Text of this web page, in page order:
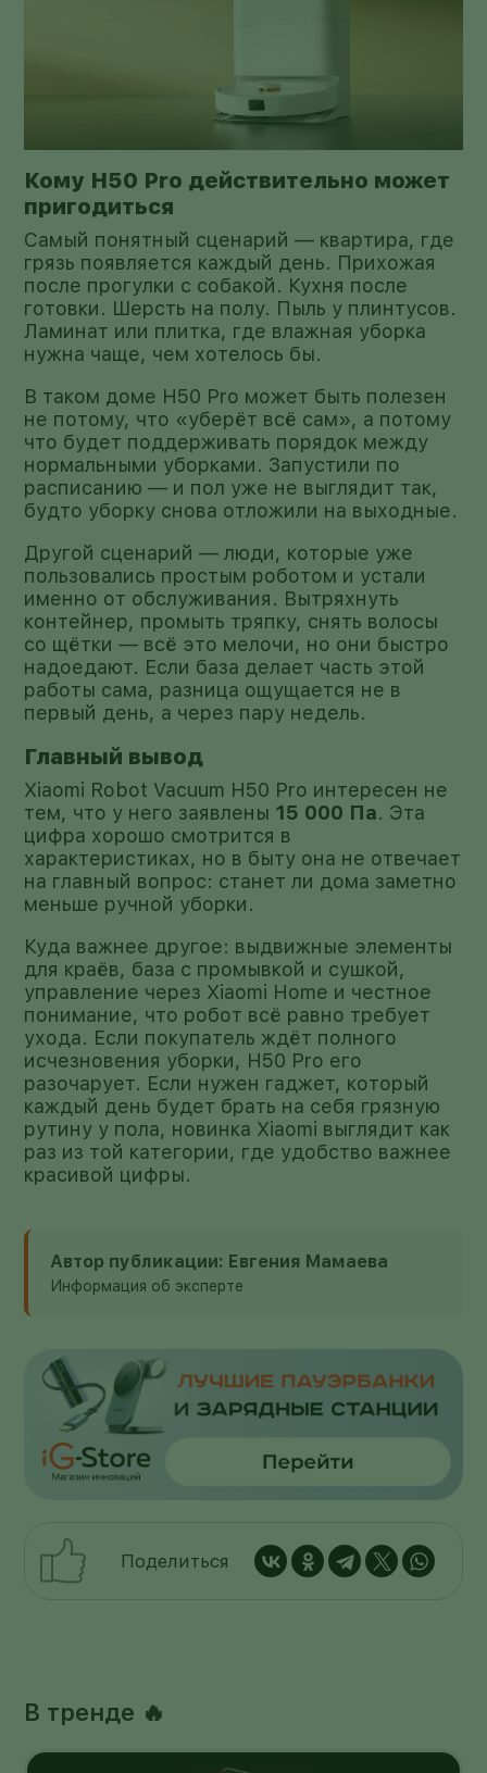
Кому H50 Pro действительно может
пригодиться
Самый понятный сценарий — квартира, где
грязь появляется каждый день. Прихожая
после прогулки с собакой. Кухня после
готовки. Шерсть на полу. Пыль у плинтусов.
Ламинат или плитка, где влажная уборка
нужна чаще, чем хотелось бы.
В таком доме H50 Pro может быть полезен
не потому, что «уберёт всё сам», а потому
что будет поддерживать порядок между
нормальными уборками. Запустили по
расписанию — и пол уже не выглядит так,
будто уборку снова отложили на выходные.
Другой сценарий — люди, которые уже
пользовались простым роботом и устали
именно от обслуживания. Вытряхнуть
контейнер, промыть тряпку, снять волосы
со щётки — всё это мелочи, но они быстро
надоедают. Если база делает часть этой
работы сама, разница ощущается не в
первый день, а через пару недель.
Главный вывод
Xiaomi Robot Vacuum H50 Pro интересен не
тем, что у него заявлены 15 000 Па. Эта
цифра хорошо смотрится в
характеристиках, но в быту она не отвечает
на главный вопрос: станет ли дома заметно
меньше ручной уборки.
Куда важнее другое: выдвижные элементы
для краёв, база с промывкой и сушкой,
управление через Xiaomi Home и честное
понимание, что робот всё равно требует
ухода. Если покупатель ждёт полного
исчезновения уборки, H50 Pro его
разочарует. Если нужен гаджет, который
каждый день будет брать на себя грязную
рутину у пола, новинка Xiaomi выглядит как
раз из той категории, где удобство важнее
красивой цифры.
Автор публикации: Евгения Мамаева
Информация об эксперте
Поделиться
В тренде 🔥